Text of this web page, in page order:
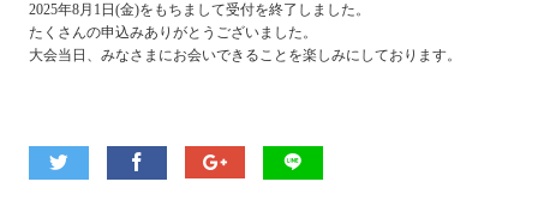
2025年8月1日(金)をもちまして受付を終了しました。
たくさんの申込みありがとうございました。
大会当日、みなさまにお会いできることを楽しみにしております。